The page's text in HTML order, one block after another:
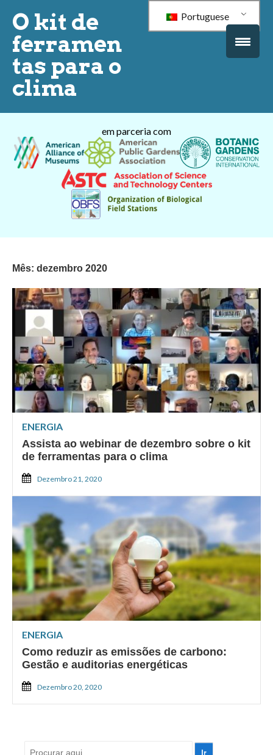
O kit de
ferramen
tas para o
clima
Portuguese
em parceria com
Mês: dezembro 2020
ENERGIA
Assista ao webinar de dezembro sobre o kit
de ferramentas para o clima
Dezembro 21, 2020
ENERGIA
Como reduzir as emissões de carbono:
Gestão e auditorias energéticas
Dezembro 20, 2020
Pesquisar